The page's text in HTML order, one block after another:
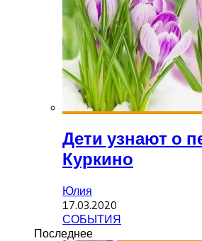
Дети узнают о
Куркино
Юлия
17.03.2020
СОБЫТИЯ
Последнее